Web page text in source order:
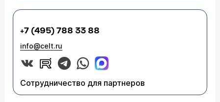
+7 (495) 788 33 88
info@celt.ru
Сотрудничество для партнеров